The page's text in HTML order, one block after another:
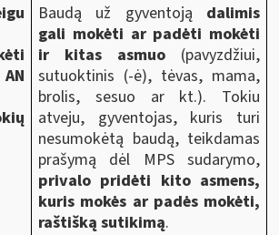
Baudą už gyventoją dalimis
gali mokėti ar padėti mokėti
ir kitas asmuo(pavyzdžiui,
sutuoktinis (-ė), tėvas, mama,
brolis, sesuo ar kt.). Tokiu
atveju, gyventojas, kuris turi
nesumokėtą baudą, teikdamas
prašymą dėl MPS sudarymo,
privalo pridėti kito asmens,
kuris mokės ar padės mokėti,
raštišką sutikimą.